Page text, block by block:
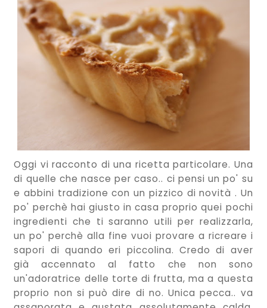
Oggi vi racconto di una ricetta particolare. Una
di quelle che nasce per caso.. ci pensi un po' su
e abbini tradizione con un pizzico di novità . Un
po' perchè hai giusto in casa proprio quei pochi
ingredienti che ti saranno utili per realizzarla,
un po' perchè alla fine vuoi provare a ricreare i
sapori di quando eri piccolina. Credo di aver
già accennato al fatto che non sono
un'adoratrice delle torte di frutta, ma a questa
proprio non si può dire di no. Unica pecca.. va